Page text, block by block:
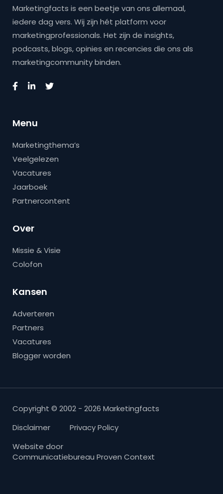
Marketingfacts is een beetje van ons allemaal,
iedere dag vers. Wij zijn hét platform voor
marketingprofessionals. Het zijn de insights,
podcasts, blogs, opinies en recencies die ons als
marketingcommunity binden.
Menu
Marketingthema’s
Veelgelezen
Vacatures
Jaarboek
Partnercontent
Over
Missie & Visie
Colofon
Kansen
Adverteren
Partners
Vacatures
Blogger worden
Copyright © 2002 - 2026 Marketingfacts
Disclaimer
Privacy Policy
Website door
Communicatiebureau Proven Context